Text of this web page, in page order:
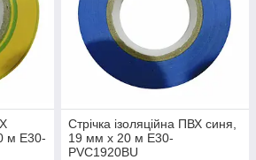
м E30-
Стрічка ізоляційна ПВХ синя,
19 мм х 20 м E30-
PVC1920BU